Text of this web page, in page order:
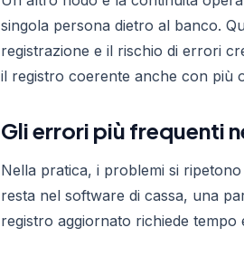
singola persona dietro al banco.
registrazione e il rischio di errori
il registro coerente anche con più
Gli errori più frequenti
Nella pratica, i problemi si
resta nel software di cassa, una
registro aggiornato richiede tempo